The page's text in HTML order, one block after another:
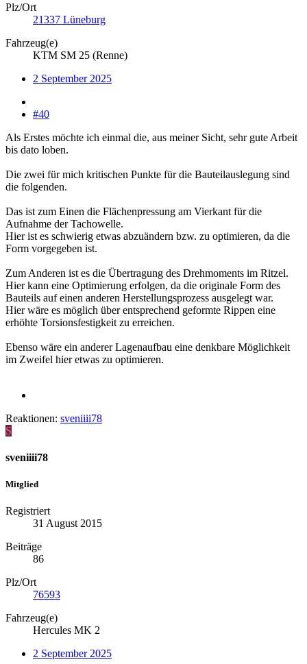
Plz/Ort
21337 Lüneburg
Fahrzeug(e)
KTM SM 25 (Renne)
2 September 2025
#40
Als Erstes möchte ich einmal die, aus meiner Sicht, sehr gute Arbeit
bis dato loben.
Die zwei für mich kritischen Punkte für die Bauteilauslegung sind
die folgenden.
Das ist zum Einen die Flächenpressung am Vierkant für die
Aufnahme der Tachowelle.
Hier ist es schwierig etwas abzuändern bzw. zu optimieren, da die
Form vorgegeben ist.
Zum Anderen ist es die Übertragung des Drehmoments im Ritzel.
Hier kann eine Optimierung erfolgen, da die originale Form des
Bauteils auf einen anderen Herstellungsprozess ausgelegt war.
Hier wäre es möglich über entsprechend geformte Rippen eine
erhöhte Torsionsfestigkeit zu erreichen.
Ebenso wäre ein anderer Lagenaufbau eine denkbare Möglichkeit
im Zweifel hier etwas zu optimieren.
Reaktionen: sveniiii78
S
sveniiii78
Mitglied
Registriert
31 August 2015
Beiträge
86
Plz/Ort
76593
Fahrzeug(e)
Hercules MK 2
2 September 2025